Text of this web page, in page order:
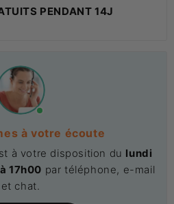
PENDANT 14J
à votre écoute
à votre disposition du lundi
17h00 par téléphone, e-mail
et chat.